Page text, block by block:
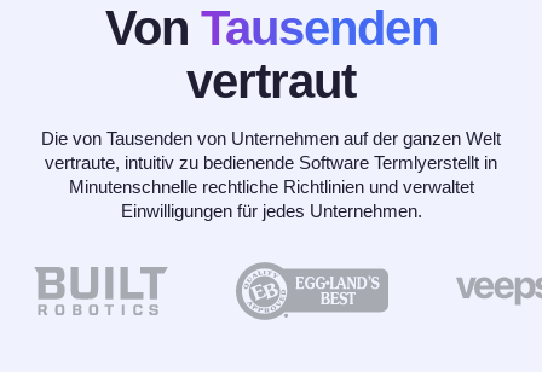
Von Tausenden
vertraut
Die von Tausenden von Unternehmen auf der ganzen Welt
vertraute, intuitiv zu bedienende Software Termlyerstellt in
Minutenschnelle rechtliche Richtlinien und verwaltet
Einwilligungen für jedes Unternehmen.